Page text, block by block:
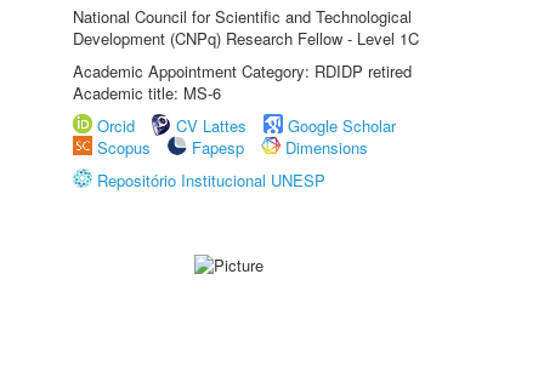
National Council for Scientific and Technological
Development (CNPq) Research Fellow - Level 1C
Academic Appointment Category: RDIDP retired
Academic title: MS-6
Orcid
CV Lattes
Google Scholar
Scopus
Fapesp
Dimensions
Repositório Institucional UNESP